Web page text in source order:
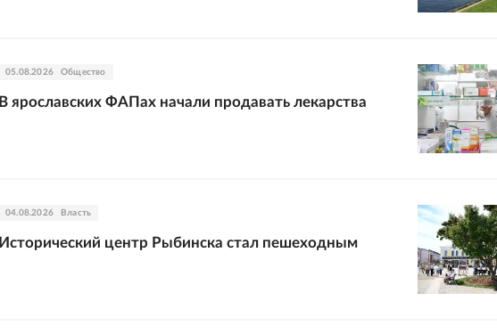
05.08.2026 Общество
В ярославских ФАПах начали продавать лекарства
04.08.2026 Власть
Исторический центр Рыбинска стал пешеходным